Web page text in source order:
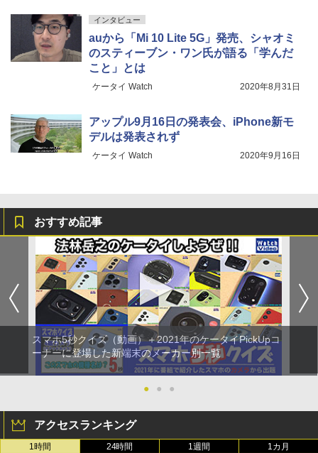
インタビュー
auから「Mi 10 Lite 5G」発売、シャオミ
のスティーブン・ワン氏が語る「学んだ
こと」とは
ケータイ Watch 2020年8月31日
アップル9月16日の発表会、iPhone新モ
デルは発表されず
ケータイ Watch 2020年9月16日
おすすめ記事
スマホ5秒クイズ（動画）＋2021年のケータイPickUpコ
ーナーに登場した新端末のメーカー別一覧
● ● ●
アクセスランキング
1時間 24時間 1週間 1カ月